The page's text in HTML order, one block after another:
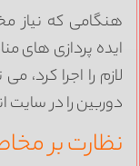
که نیاز
پردازی های
را اجرا کرد، می
را در سایت
بر